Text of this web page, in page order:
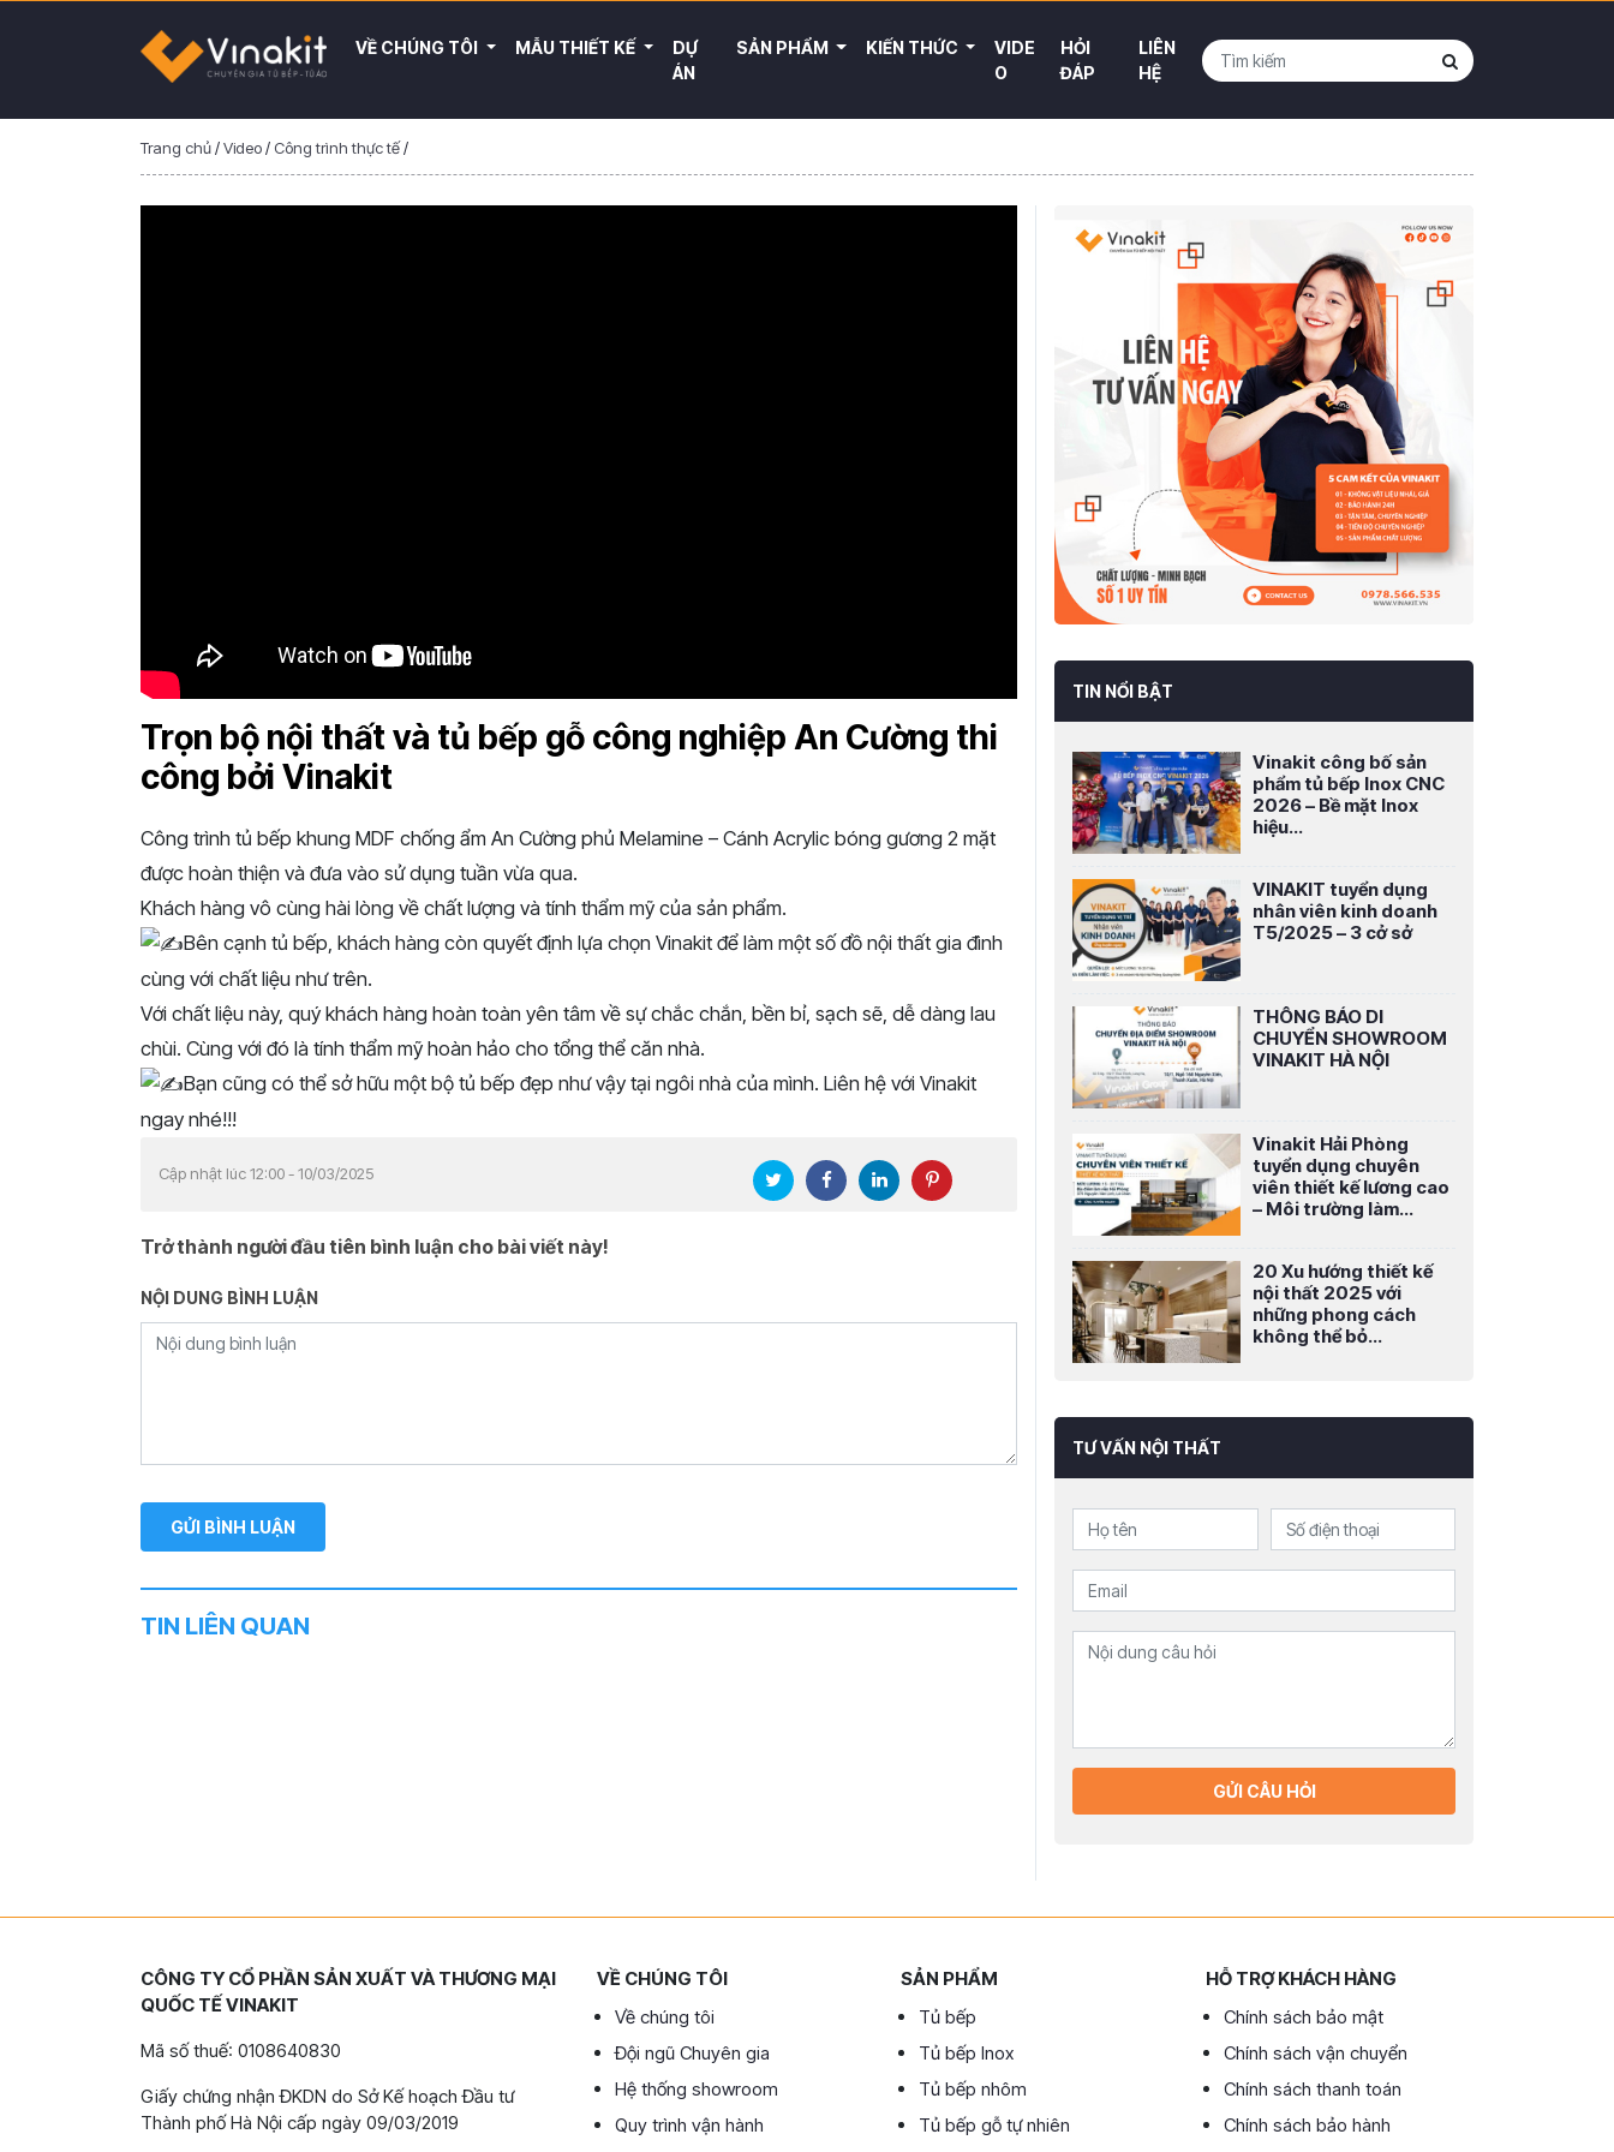
VỀ CHÚNG TÔI MẪU THIẾT KẾ
DỰ
ÁN
SẢN PHẨM KIẾN THỨC
VIDE
O
HỎI
ĐÁP
LIÊN
HỆ
Trang chủ/Video/ Công trình thực tế/
Trọn bộ nội thất và tủ bếp gỗ công nghiệp An Cường thi
công bởi Vinakit
Công trình tủ bếp khung MDF chống ẩm An Cường phủ Melamine – Cánh Acrylic bóng gương 2 mặt
được hoàn thiện và đưa vào sử dụng tuần vừa qua.
Khách hàng vô cùng hài lòng về chất lượng và tính thẩm mỹ của sản phẩm.
Bên cạnh tủ bếp, khách hàng còn quyết định lựa chọn Vinakit để làm một số đồ nội thất gia đình
cùng với chất liệu như trên.
Với chất liệu này, quý khách hàng hoàn toàn yên tâm về sự chắc chắn, bền bỉ, sạch sẽ, dễ dàng lau
chùi. Cùng với đó là tính thẩm mỹ hoàn hảo cho tổng thể căn nhà.
Bạn cũng có thể sở hữu một bộ tủ bếp đẹp như vậy tại ngôi nhà của mình. Liên hệ với Vinakit
ngay nhé!!!
Cập nhật lúc 12:00 - 10/03/2025
Trở thành người đầu tiên bình luận cho bài viết này!
NỘI DUNG BÌNH LUẬN
TIN LIÊN QUAN
TIN NỔI BẬT
Vinakit công bố sản
phẩm tủ bếp Inox CNC
2026 – Bề mặt Inox
hiệu...
VINAKIT tuyển dụng
nhân viên kinh doanh
T5/2025 – 3 cở sở
THÔNG BÁO DI
CHUYỂN SHOWROOM
VINAKIT HÀ NỘI
Vinakit Hải Phòng
tuyển dụng chuyên
viên thiết kế lương cao
– Môi trường làm...
20 Xu hướng thiết kế
nội thất 2025 với
những phong cách
không thể bỏ...
TƯ VẤN NỘI THẤT
GỬI CÂU HỎI
CÔNG TY CỔ PHẦN SẢN XUẤT VÀ THƯƠNG MẠI
QUỐC TẾ VINAKIT
Mã số thuế: 0108640830
Giấy chứng nhận ĐKDN do Sở Kế hoạch Đầu tư
Thành phố Hà Nội cấp ngày 09/03/2019
VỀ CHÚNG TÔI
Về chúng tôi
Đội ngũ Chuyên gia
Hệ thống showroom
Quy trình vận hành
SẢN PHẨM
Tủ bếp
Tủ bếp Inox
Tủ bếp nhôm
Tủ bếp gỗ tự nhiên
HỖ TRỢ KHÁCH HÀNG
Chính sách bảo mật
Chính sách vận chuyển
Chính sách thanh toán
Chính sách bảo hành